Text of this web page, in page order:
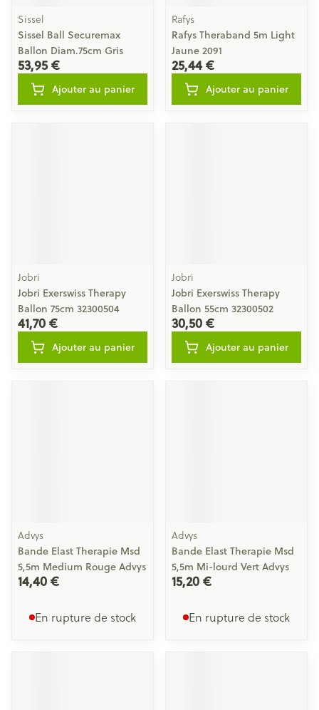
Sissel
Sissel Ball Securemax
Ballon Diam.75cm Gris
53,95 €
Ajouter au panier
Rafys
Rafys Theraband 5m Light
Jaune 2091
25,44 €
Ajouter au panier
Jobri
Jobri Exerswiss Therapy
Ballon 75cm 32300504
41,70 €
Ajouter au panier
Jobri
Jobri Exerswiss Therapy
Ballon 55cm 32300502
30,50 €
Ajouter au panier
Advys
Bande Elast Therapie Msd
5,5m Medium Rouge Advys
14,40 €
En rupture de stock
Advys
Bande Elast Therapie Msd
5,5m Mi-lourd Vert Advys
15,20 €
En rupture de stock